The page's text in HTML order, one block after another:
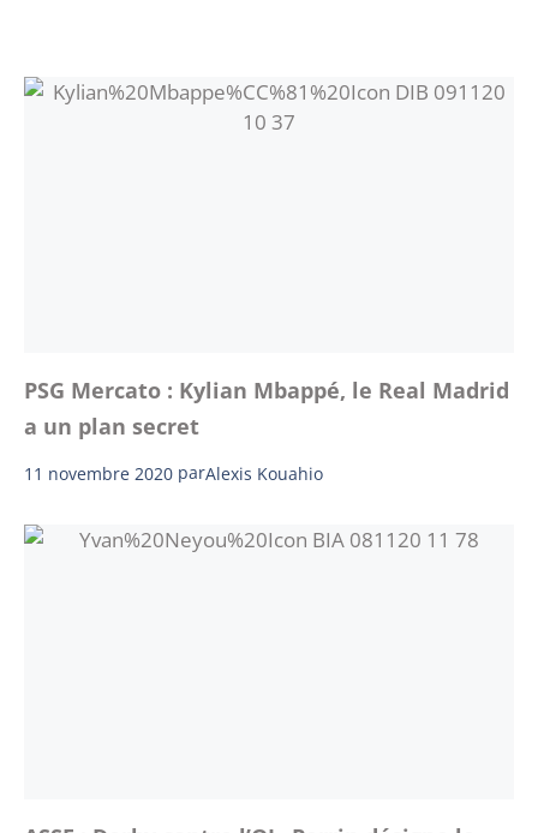
PSG Mercato : Kylian Mbappé, le Real Madrid
a un plan secret
11 novembre 2020 parAlexis Kouahio